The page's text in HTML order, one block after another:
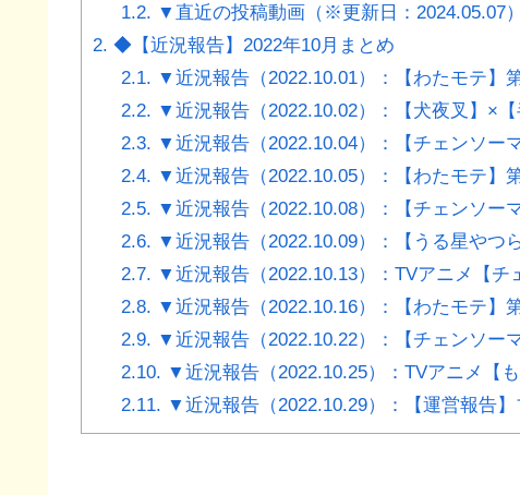
1.2. ▼直近の投稿動画（※更新日：2024.05.07）
2. ◆【近況報告】2022年10月まとめ
2.1. ▼近況報告（2022.10.01）：【わたモテ】
2.2. ▼近況報告（2022.10.02）：【犬夜叉】×
2.3. ▼近況報告（2022.10.04）：【チェンソー
2.4. ▼近況報告（2022.10.05）：【わたモテ】
2.5. ▼近況報告（2022.10.08）：【チェンソー
2.6. ▼近況報告（2022.10.09）：【うる星やつ
2.7. ▼近況報告（2022.10.13）：TVアニメ【チ
2.8. ▼近況報告（2022.10.16）：【わたモテ】
2.9. ▼近況報告（2022.10.22）：【チェンソー
2.10. ▼近況報告（2022.10.25）：TVアニメ【
2.11. ▼近況報告（2022.10.29）：【運営報告】